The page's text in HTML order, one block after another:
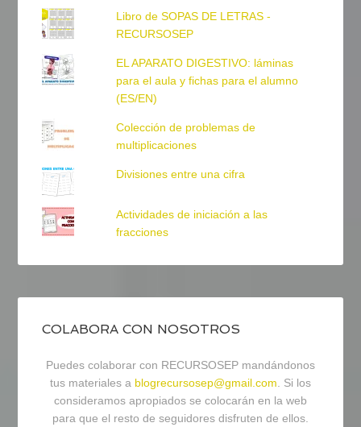
Libro de SOPAS DE LETRAS -
RECURSOSEP
EL APARATO DIGESTIVO: láminas
para el aula y fichas para el alumno
(ES/EN)
Colección de problemas de
multiplicaciones
Divisiones entre una cifra
Actividades de iniciación a las
fracciones
COLABORA CON NOSOTROS
Puedes colaborar con RECURSOSEP mandándonos
tus materiales a blogrecursosep@gmail.com . Si los
consideramos apropiados se colocarán en la web
para que el resto de seguidores disfruten de ellos.